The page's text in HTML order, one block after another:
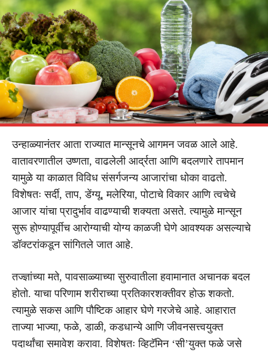
उन्हाळ्यानंतर आता राज्यात मान्सूनचे आगमन जवळ आले आहे.
वातावरणातील उष्णता, वाढलेली आर्द्रता आणि बदलणारे तापमान
यामुळे या काळात विविध संसर्गजन्य आजारांचा धोका वाढतो.
विशेषतः सर्दी, ताप, डेंग्यू, मलेरिया, पोटाचे विकार आणि त्वचेचे
आजार यांचा प्रादुर्भाव वाढण्याची शक्यता असते. त्यामुळे मान्सून
सुरू होण्यापूर्वीच आरोग्याची योग्य काळजी घेणे आवश्यक असल्याचे
डॉक्टरांकडून सांगितले जात आहे.
तज्ज्ञांच्या मते, पावसाळ्याच्या सुरुवातीला हवामानात अचानक बदल
होतो. याचा परिणाम शरीराच्या प्रतिकारशक्तीवर होऊ शकतो.
त्यामुळे सकस आणि पौष्टिक आहार घेणे गरजेचे आहे. आहारात
ताज्या भाज्या, फळे, डाळी, कडधान्ये आणि जीवनसत्त्वयुक्त
पदार्थांचा समावेश करावा. विशेषतः व्हिटॅमिन ‘सी’युक्त फळे जसे